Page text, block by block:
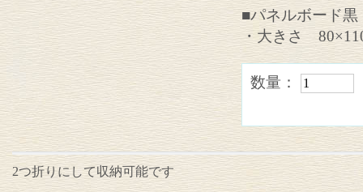
■パネルボード
・大きさ
数量：
2つ折りにして収納可能です